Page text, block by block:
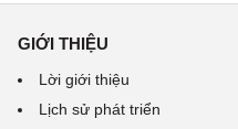
GIỚI THIỆU
Lời giới thiệu
Lịch sử phát triển